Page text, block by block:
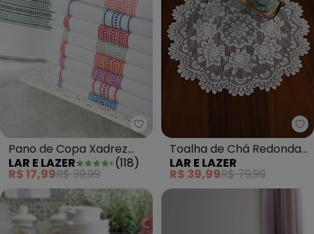
Lar e Lazer - Pano de Copa
Pano de Copa Xadrez
Sortido 3 Peças
LAR E LAZER (118)
R$ 17,99R$ 39,99
Toalha de Chá Redonda
Artesanal Branca 75cm
LAR E LAZER
R$ 39,99R$ 79,99